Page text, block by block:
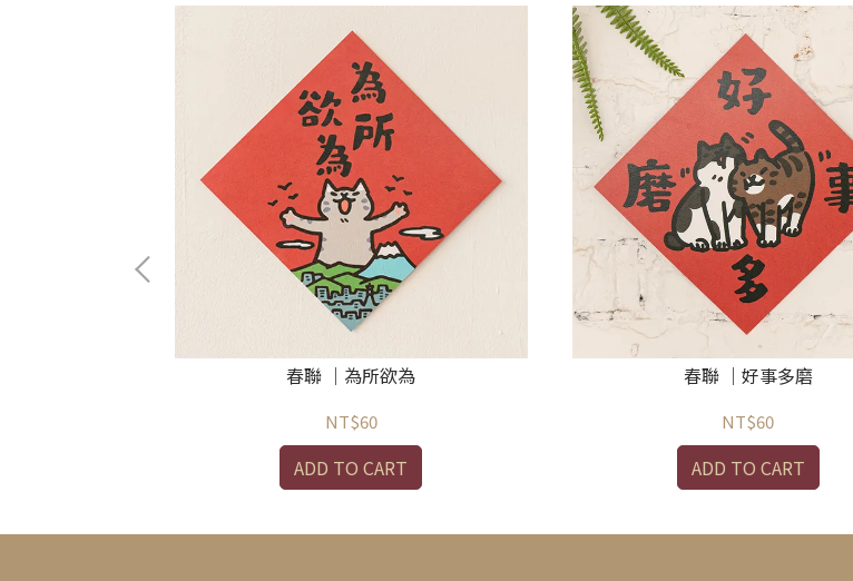
春聯 ｜為所欲為
NT$60
ADD TO CART
春聯 ｜好事多磨
NT$60
ADD TO CART